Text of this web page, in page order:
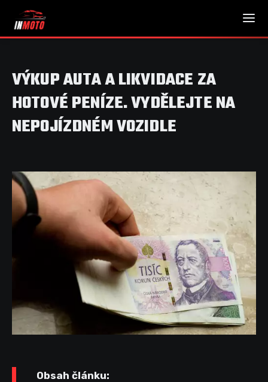
VÝKUP AUTA A LIKVIDACE ZA
HOTOVÉ PENÍZE. VYDĚLEJTE NA
NEPOJÍZDNÉM VOZIDLE
Obsah článku: